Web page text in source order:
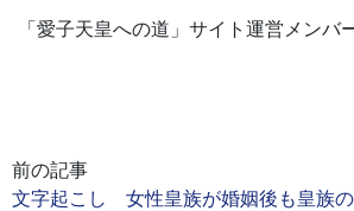
「愛子天皇への道」サイト運営メン
前の記事
文字起こし 女性皇族が婚姻後も皇族